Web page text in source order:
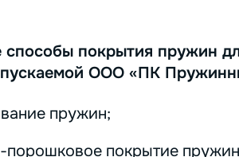
покрытия пружин
ООО «ПК
пружин;
порошковое покрытие